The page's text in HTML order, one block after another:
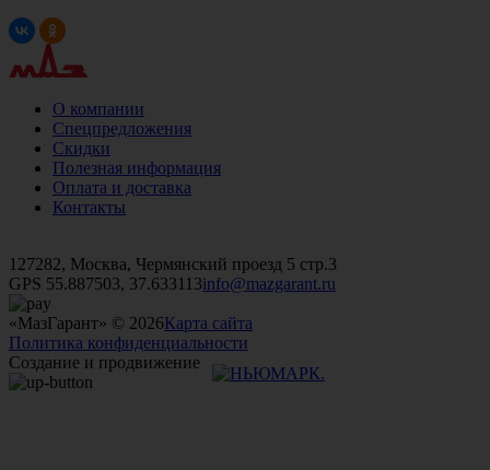
О компании
Спецпредложения
Скидки
Полезная информация
Оплата и доставка
Контакты
127282, Москва, Чермянский проезд 5 стр.3
GPS 55.887503, 37.633113info@mazgarant.ru
«МазГарант» © 2026Карта сайта
Политика конфиденциальности
Создание и продвижение